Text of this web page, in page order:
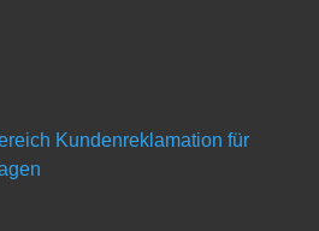
Kundenreklamation für